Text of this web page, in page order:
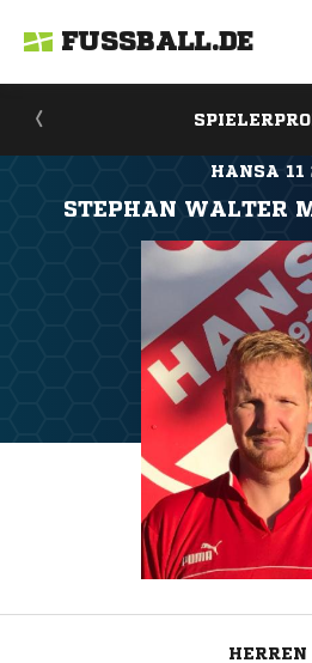
FUSSBALL.DE
HANSA 11
STEPHAN WALTER
HERREN